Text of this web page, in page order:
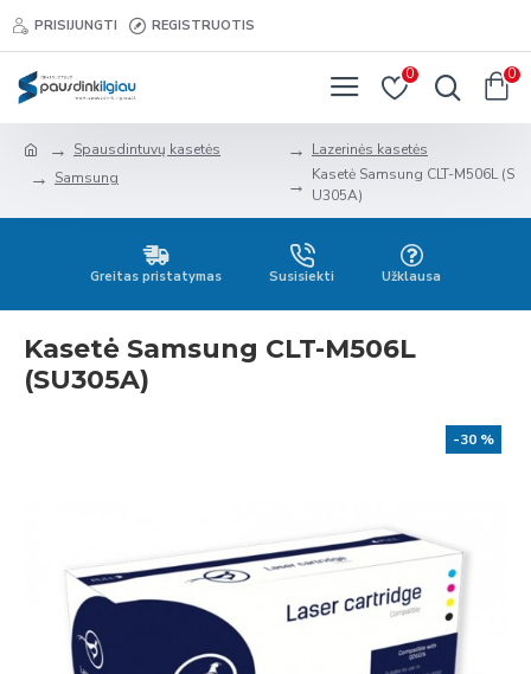
PRISIJUNGTI REGISTRUOTIS
0 0
Spausdintuvų kasetės
Samsung
Lazerinės kasetės
Kasetė Samsung CLT-M506L (S
U305A)
Greitas pristatymas Susisiekti Užklausa
Kasetė Samsung CLT-M506L
(SU305A)
-30 %